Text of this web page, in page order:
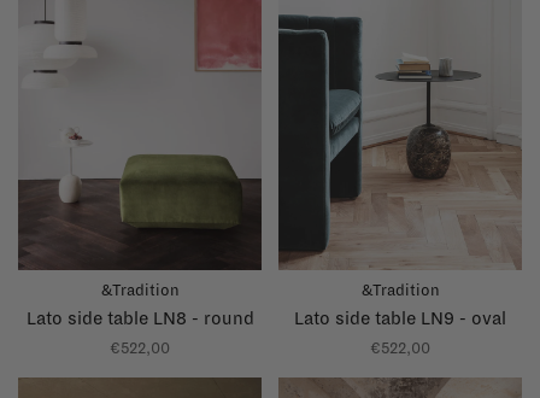
&Tradition
Lato side table LN8 - round
€522,00
&Tradition
Lato side table LN9 - oval
€522,00